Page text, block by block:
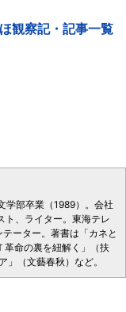
観察記・記事一覧
学部卒業（1989）。会社
ト、ライター。東海テレ
ーター。著書は「カネと
命の裏を紐解く」（扶
（文藝春秋）など。